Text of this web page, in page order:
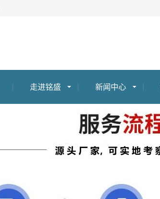
走进铭盛 新闻中心